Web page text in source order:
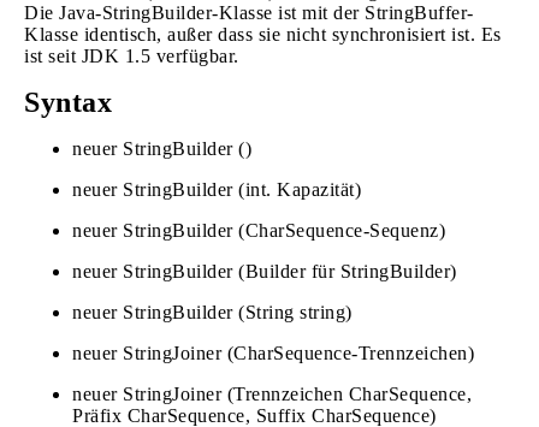
Die Java-StringBuilder-Klasse ist mit der StringBuffer-
Klasse identisch, außer dass sie nicht synchronisiert ist. Es
ist seit JDK 1.5 verfügbar.
Syntax
neuer StringBuilder ()
neuer StringBuilder (int. Kapazität)
neuer StringBuilder (CharSequence-Sequenz)
neuer StringBuilder (Builder für StringBuilder)
neuer StringBuilder (String string)
neuer StringJoiner (CharSequence-Trennzeichen)
neuer StringJoiner (Trennzeichen CharSequence,
Präfix CharSequence, Suffix CharSequence)